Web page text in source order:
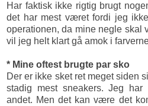
Har faktisk ikke rigtig brugt
det har mest været fordi jeg
operationen, da mine negle skal
vil jeg helt klart gå amok i
* Mine oftest brugte par sko
Der er ikke sket ret meget siden
stadig mest sneakers. Jeg
andet. Men det kan være det